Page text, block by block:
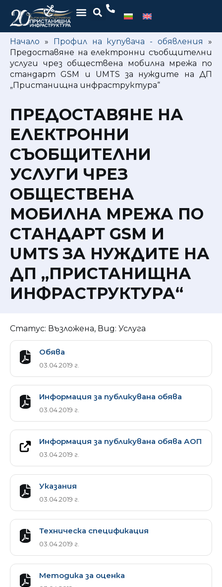
Начало » Профил на купувача - обявления
»
Предоставяне на електронни съобщителни
услуги чрез обществена мобилна мрежа по
стандарт GSM и UMTS за нуждите на ДП
„Пристанищна инфраструктура“
ПРЕДОСТАВЯНЕ НА
ЕЛЕКТРОННИ
СЪОБЩИТЕЛНИ
УСЛУГИ ЧРЕЗ
ОБЩЕСТВЕНА
МОБИЛНА МРЕЖА ПО
СТАНДАРТ GSM И
UMTS ЗА НУЖДИТЕ НА
ДП „ПРИСТАНИЩНА
ИНФРАСТРУКТУРА“
Статус: Възложена, Вид: Услуга
Обява
03.04.2019 г.
Информация за публикувана обява
03.04.2019 г.
Информация за публикувана обява АОП
03.04.2019 г.
Указания
03.04.2019 г.
Техническа спецификация
03.04.2019 г.
Методика за оценка